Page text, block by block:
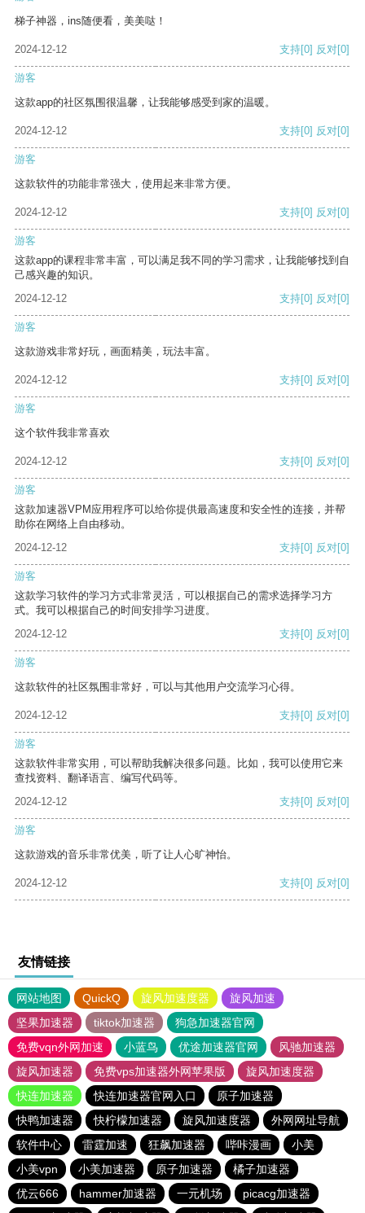
梯子神器，ins随便看，美美哒！
2024-12-12 支持[0] 反对[0]
游客
这款app的社区氛围很温馨，让我能够感受到家的温暖。
2024-12-12 支持[0] 反对[0]
游客
这款软件的功能非常强大，使用起来非常方便。
2024-12-12 支持[0] 反对[0]
游客
这款app的课程非常丰富，可以满足我不同的学习需求，让我能够找到自
己感兴趣的知识。
2024-12-12
支持[0] 反对[0]
游客
这款游戏非常好玩，画面精美，玩法丰富。
2024-12-12 支持[0] 反对[0]
游客
这个软件我非常喜欢
2024-12-12 支持[0] 反对[0]
游客
这款加速器VPM应用程序可以给你提供最高速度和安全性的连接，并帮
助你在网络上自由移动。
2024-12-12
支持[0] 反对[0]
游客
这款学习软件的学习方式非常灵活，可以根据自己的需求选择学习方
式。我可以根据自己的时间安排学习进度。
2024-12-12
支持[0] 反对[0]
游客
这款软件的社区氛围非常好，可以与其他用户交流学习心得。
2024-12-12 支持[0] 反对[0]
游客
这款软件非常实用，可以帮助我解决很多问题。比如，我可以使用它来
查找资料、翻译语言、编写代码等。
2024-12-12
支持[0] 反对[0]
游客
这款游戏的音乐非常优美，听了让人心旷神怡。
2024-12-12 支持[0] 反对[0]
友情链接
网站地图 QuickQ 旋风加速度器
旋风加速
坚果加速器
tiktok加速器
狗急加速器官网
免费vqn外网加速
小蓝鸟 优途加速器官网
风驰加速器
旋风加速器
免费vps加速器外网苹果版
旋风加速度器
快连加速器
快连加速器官网入口
原子加速器
快鸭加速器
快柠檬加速器 旋风加速度器
外网网址导航
软件中心
雷霆加速 狂飙加速器 哔咔漫画
小美
小美vpn
小美加速器 原子加速器
橘子加速器
优云666
hammer加速器 一元机场
picacg加速器